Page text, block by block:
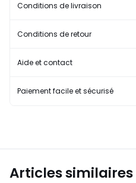
Conditions de livraison
Conditions de retour
Aide et contact
Paiement facile et sécurisé
Articles similaires